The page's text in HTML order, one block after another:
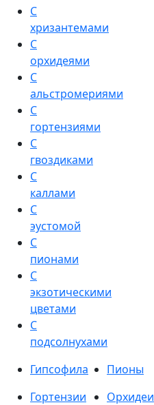
С
хризантемами
С
орхидеями
С
альстромериями
С
гортензиями
С
гвоздиками
С
каллами
С
эустомой
С
пионами
С
экзотическими
цветами
С
подсолнухами
Гипсофила
Пионы
Гортензии
Орхидеи